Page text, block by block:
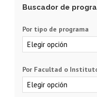
Por tipo de programa
Por Facultad o